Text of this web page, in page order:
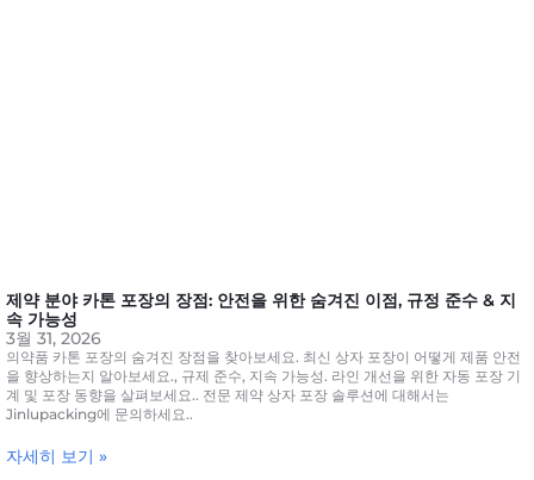
제약 분야 카톤 포장의 장점: 안전을 위한 숨겨진 이점, 규정 준수 & 지
속 가능성
3월 31, 2026
의약품 카톤 포장의 숨겨진 장점을 찾아보세요. 최신 상자 포장이 어떻게 제품 안전
을 향상하는지 알아보세요., 규제 준수, 지속 가능성. 라인 개선을 위한 자동 포장 기
계 및 포장 동향을 살펴보세요.. 전문 제약 상자 포장 솔루션에 대해서는
Jinlupacking에 문의하세요..
자세히 보기 »